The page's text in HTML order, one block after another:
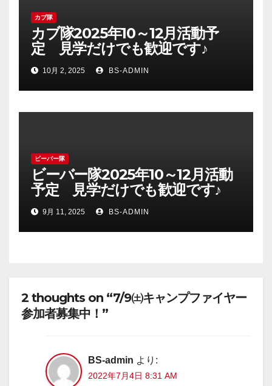
カブ隊
カブ隊2025年10～12月活動予
定 見学だけでも歓迎です♪
10月 2, 2025 BS-ADMIN
ビーバー隊
ビーバー隊2025年10～12月活動
予定 見学だけでも歓迎です♪
9月 11, 2025 BS-ADMIN
2 thoughts on “7/9㈯キャンプファイヤー
参加者募集中！”
BS-admin より:
2022年7月4日 8:31 AM